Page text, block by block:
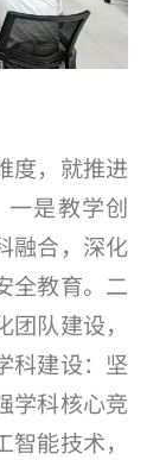
度，就推进
是教学创
融合，深化
全教育。二
队建设，
科建设：坚
学科核心竞
能技术，